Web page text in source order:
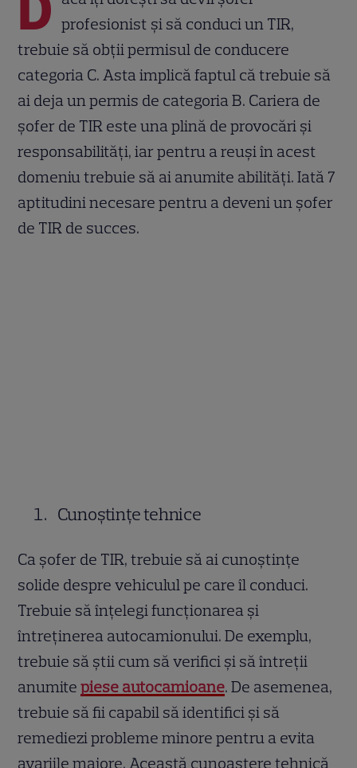
profesionist și să conduci un TIR,
trebuie să obții permisul de conducere
categoria C. Asta implică faptul că trebuie să
ai deja un permis de categoria B. Cariera de
șofer de TIR este una plină de provocări și
responsabilități, iar pentru a reuși în acest
domeniu trebuie să ai anumite abilități. Iată 7
aptitudini necesare pentru a deveni un șofer
de TIR de succes.
Cunoștințe tehnice
Ca șofer de TIR, trebuie să ai cunoștințe
solide despre vehiculul pe care îl conduci.
Trebuie să înțelegi funcționarea și
întreținerea autocamionului. De exemplu,
trebuie să știi cum să verifici și să întreții
anumitepiese autocamioane. De asemenea,
trebuie să fii capabil să identifici și să
remediezi probleme minore pentru a evita
avariile majore. Această cunoaștere tehnică